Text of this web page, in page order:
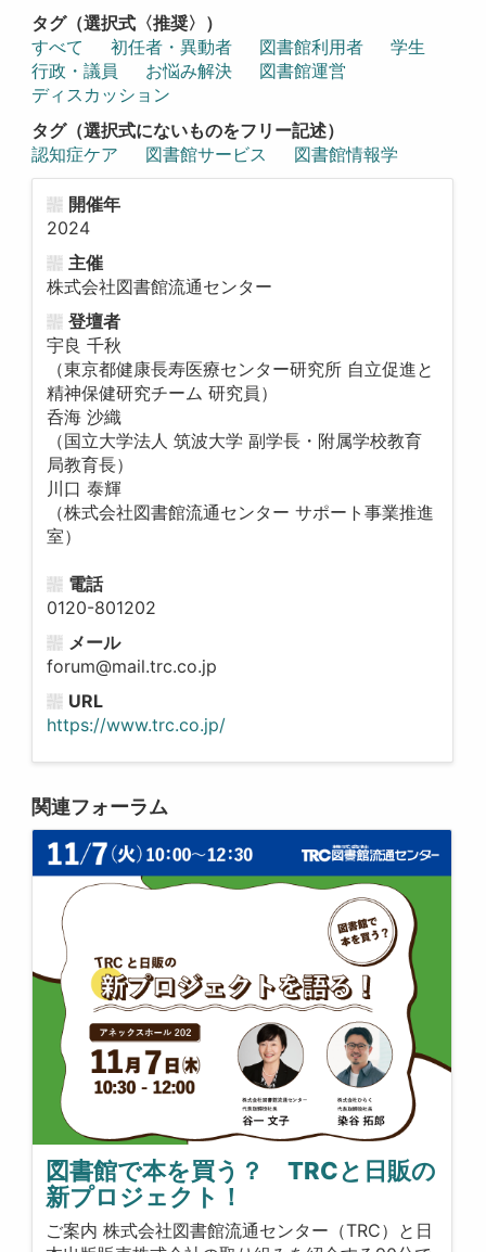
タグ（選択式〈推奨〉）
すべて
初任者・異動者 図書館利用者
学生
行政・議員
お悩み解決
図書館運営
ディスカッション
タグ（選択式にないものをフリー記述）
認知症ケア
図書館サービス 図書館情報学
開催年
2024
主催
株式会社図書館流通センター
登壇者
宇良 千秋
（東京都健康長寿医療センター研究所 自立促進と
精神保健研究チーム 研究員）
呑海 沙織
（国立大学法人 筑波大学 副学長・附属学校教育
局教育長）
川口 泰輝
（株式会社図書館流通センター サポート事業推進
室）
電話
0120-801202
メール
forum@mail.trc.co.jp
URL
https://www.trc.co.jp/
関連フォーラム
図書館で本を買う？ TRCと日販の
新プロジェクト！
ご案内 株式会社図書館流通センター（TRC）と日